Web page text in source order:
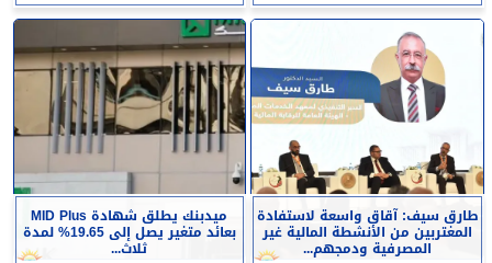
طارق سيف: آقاق واسعة لاستفادة
المغتربين من الأنشطة المالية غير
المصرفية ودمجهم...
ميدبنك يطلق شهادة MID Plus
بعائد متغير يصل إلى 19.65% لمدة
ثلاث...